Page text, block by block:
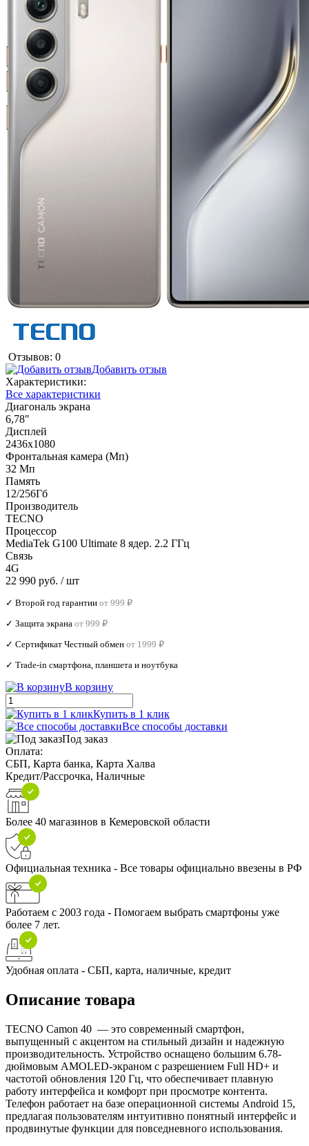
Отзывов: 0
Добавить отзыв
Характеристики:
Все характеристики
Диагональ экрана
6,78"
Дисплей
2436x1080
Фронтальная камера (Мп)
32 Мп
Память
12/256Гб
Производитель
TECNO
Процессор
MediaTek G100 Ultimate 8 ядер. 2.2 ГГц
Связь
4G
22 990 руб. / шт
✓ Второй год гарантии от 999 ₽
✓ Защита экрана от 999 ₽
✓ Сертификат Честный обмен от 1999 ₽
✓ Trade‑in смартфона, планшета и ноутбука
В корзину
Купить в 1 клик
Все способы доставки
Под заказ
Оплата:
СБП, Карта банка, Карта Халва
Кредит/Рассрочка, Наличные
Более 40 магазинов в Кемеровской области
Официальная техника - Все товары официально ввезены в РФ
Работаем с 2003 года - Помогаем выбрать смартфоны уже
более 7 лет.
Удобная оплата - СБП, карта, наличные, кредит
Описание товара
TECNO Camon 40 — это современный смартфон,
выпущенный с акцентом на стильный дизайн и надежную
производительность. Устройство оснащено большим 6.78-
дюймовым AMOLED-экраном с разрешением Full HD+ и
частотой обновления 120 Гц, что обеспечивает плавную
работу интерфейса и комфорт при просмотре контента.
Телефон работает на базе операционной системы Android 15,
предлагая пользователям интуитивно понятный интерфейс и
продвинутые функции для повседневного использования.